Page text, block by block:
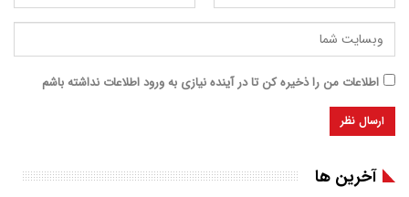
اطلاعات من را ذخیره کن تا در آینده نیازی به ورود اطلاعات نداشته باشم
آخرین ها